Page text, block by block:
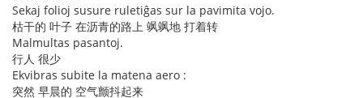
Sekaj folioj susure ruletiĝas sur la pavimita vojo.
枯干的 叶子 在沥青的路上 飒飒地 打着转
Malmultas pasantoj.
行人 很少
Ekvibras subite la matena aero :
突然 早晨的 空气颤抖起来